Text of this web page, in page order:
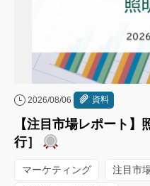
2026/08/06 資料
【注目市場レポート
行］
マーケティング 注目市